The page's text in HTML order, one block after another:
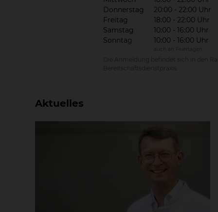
Donnerstag
20:00 - 22:00 Uhr
Freitag
18:00 - 22:00 Uhr
Samstag
10:00 - 16:00 Uhr
Sonntag
10:00 - 16:00 Uhr
Aktuelles